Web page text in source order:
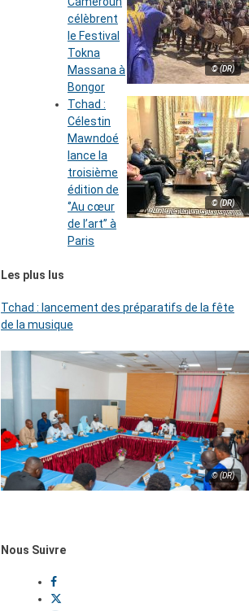
© (DR)
célèbrent
le Festival
Tokna
Massana à
Bongor
© (DR)
Tchad :
Célestin
Mawndoé
lance la
troisième
édition de
‘’Au cœur
de l’art’’ à
Paris
Les plus lus
Tchad : lancement des préparatifs de la fête
de la musique
© (DR)
Nous Suivre